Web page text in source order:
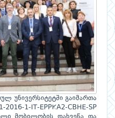
უნივერსიტეტში გაიმართა
1-IT-EPPKA2-CBHE-SP